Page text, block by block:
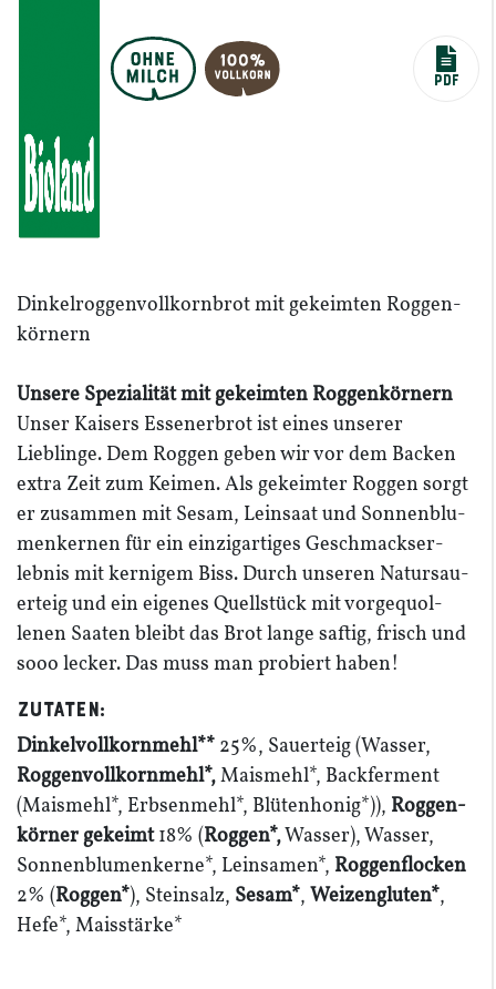
PDF
Dinkel­rog­gen­voll­kornbrot mit gekeimten Roggen­
körnern
Unsere Spezia­lität mit gekeimten Roggen­körnern
Unser Kaisers Essenerbrot ist eines unserer
Lieblinge. Dem Roggen geben wir vor dem Backen
extra Zeit zum Keimen. Als gekeimter Roggen sorgt
er zusammen mit Sesam, Leinsaat und Sonnen­blu­
men­kernen für ein einzig­ar­tiges Geschmacks­er­
lebnis mit kernigem Biss. Durch unseren Natur­sau­
erteig und ein eigenes Quell­stück mit vorge­quol­
lenen Saaten bleibt das Brot lange saftig, frisch und
sooo lecker. Das muss man probiert haben!
Zutaten:
Dinkel­voll­kornmehl** 25%, Sauerteig (Wasser,
Roggen­voll­kornmehl*,Maismehl*, Backferment
(Maismehl*, Erbsenmehl*, Blüten­honig*)), Roggen­
körner gekeimt 18% (Roggen*,Wasser), Wasser,
Sonnen­blu­men­kerne*, Leinsamen*, Roggen­flocken
2% (Roggen*), Steinsalz, Sesam*, Weizeng­luten*,
Hefe*, Maisstärke*